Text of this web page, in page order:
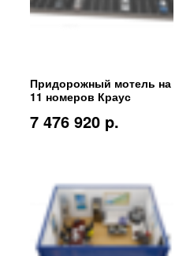
Придорожный мотель на
11 номеров Краус
7 476 920 p.